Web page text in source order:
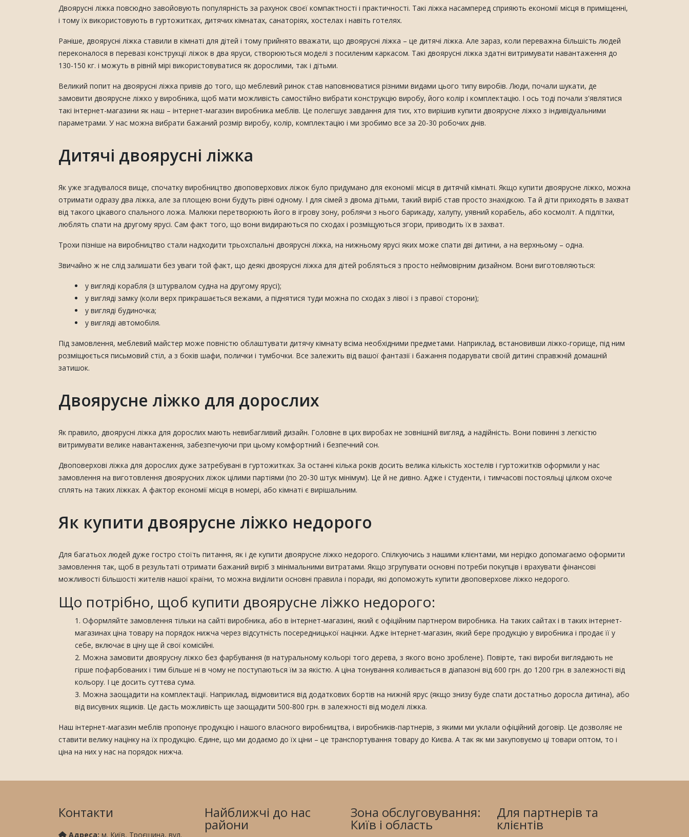
Двоярусні ліжка повсюдно завойовують популярність за рахунок своєї компактності і практичності. Такі ліжка насамперед сприяють економії місця в приміщенні,
і тому їх використовують в гуртожитках, дитячих кімнатах, санаторіях, хостелах і навіть готелях.
Раніше, двоярусні ліжка ставили в кімнаті для дітей і тому прийнято вважати, що двоярусні ліжка – це дитячі ліжка. Але зараз, коли переважна більшість людей
переконалося в перевазі конструкції ліжок в два яруси, створюються моделі з посиленим каркасом. Такі двоярусні ліжка здатні витримувати навантаження до
130-150 кг. і можуть в рівній мірі використовуватися як дорослими, так і дітьми.
Великий попит на двоярусні ліжка привів до того, що меблевий ринок став наповнюватися різними видами цього типу виробів. Люди, почали шукати, де
замовити двоярусне ліжко у виробника, щоб мати можливість самостійно вибрати конструкцію виробу, його колір і комплектацію. І ось тоді почали з'являтися
такі інтернет-магазини як наш – інтернет-магазин виробника меблів. Це полегшує завдання для тих, хто вирішив купити двоярусне ліжко з індивідуальними
параметрами. У нас можна вибрати бажаний розмір виробу, колір, комплектацію і ми зробимо все за 20-30 робочих днів.
Дитячі двоярусні ліжка
Як уже згадувалося вище, спочатку виробництво двоповерхових ліжок було придумано для економії місця в дитячій кімнаті. Якщо купити двоярусне ліжко, можна
отримати одразу два ліжка, але за площею вони будуть рівні одному. І для сімей з двома дітьми, такий виріб став просто знахідкою. Та й діти приходять в захват
від такого цікавого спального ложа. Малюки перетворюють його в ігрову зону, роблячи з нього барикаду, халупу, уявний корабель, або космоліт. А підлітки,
люблять спати на другому ярусі. Сам факт того, що вони видираються по сходах і розміщуються згори, приводить їх в захват.
Трохи пізніше на виробництво стали надходити трьохспальні двоярусні ліжка, на нижньому ярусі яких може спати дві дитини, а на верхньому – одна.
Звичайно ж не слід залишати без уваги той факт, що деякі двоярусні ліжка для дітей робляться з просто неймовірним дизайном. Вони виготовляються:
у вигляді корабля (з штурвалом судна на другому ярусі);
у вигляді замку (коли верх прикрашається вежами, а піднятися туди можна по сходах з лівої і з правої сторони);
у вигляді будиночка;
у вигляді автомобіля.
Під замовлення, меблевий майстер може повністю облаштувати дитячу кімнату всіма необхідними предметами. Наприклад, встановивши ліжко-горище, під ним
розміщюється письмовий стіл, а з боків шафи, полички і тумбочки. Все залежить від вашої фантазії і бажання подарувати своїй дитині справжній домашній
затишок.
Двоярусне ліжко для дорослих
Як правило, двоярусні ліжка для дорослих мають невибагливий дизайн. Головне в цих виробах не зовнішній вигляд, а надійність. Вони повинні з легкістю
витримувати велике навантаження, забезпечуючи при цьому комфортний і безпечний сон.
Двоповерхові ліжка для дорослих дуже затребувані в гуртожитках. За останні кілька років досить велика кількість хостелів і гуртожитків оформили у нас
замовлення на виготовлення двоярусних ліжок цілими партіями (по 20-30 штук мінімум). Це й не дивно. Адже і студенти, і тимчасові постояльці цілком охоче
сплять на таких ліжках. А фактор економії місця в номері, або кімнаті є вирішальним.
Як купити двоярусне ліжко недорого
Для багатьох людей дуже гостро стоїть питання, як і де купити двоярусне ліжко недорого. Спілкуючись з нашими клієнтами, ми нерідко допомагаємо оформити
замовлення так, щоб в результаті отримати бажаний виріб з мінімальними витратами. Якщо згрупувати основні потреби покупців і врахувати фінансові
можливості більшості жителів нашої країни, то можна виділити основні правила і поради, які допоможуть купити двоповерхове ліжко недорого.
Що потрібно, щоб купити двоярусне ліжко недорого:
Оформляйте замовлення тільки на сайті виробника, або в інтернет-магазині, який є офіційним партнером виробника. На таких сайтах і в таких інтернет-
магазинах ціна товару на порядок нижча через відсутність посередницької націнки. Адже інтернет-магазин, який бере продукцію у виробника і продає її у
себе, включає в ціну ще й свої комісійні.
Можна замовити двоярусну ліжко без фарбування (в натуральному кольорі того дерева, з якого воно зроблене). Повірте, такі вироби виглядають не
гірше пофарбованих і тим більше ні в чому не поступаються їм за якістю. А ціна тонування коливається в діапазоні від 600 грн. до 1200 грн. в залежності від
кольору. І це досить суттєва сума.
Можна заощадити на комплектації. Наприклад, відмовитися від додаткових бортів на нижній ярус (якщо знизу буде спати достатньо доросла дитина), або
від висувних ящиків. Це дасть можливість ще заощадити 500-800 грн. в залежності від моделі ліжка.
Наш інтернет-магазин меблів пропонує продукцію і нашого власного виробництва, і виробників-партнерів, з якими ми уклали офіційний договір. Це дозволяє не
ставити велику націнку на їх продукцію. Єдине, що ми додаємо до їх ціни – це транспортування товару до Києва. А так як ми закуповуємо ці товари оптом, то і
ціна на них у нас на порядок нижча.
Контакти
Адреса: м. Київ, Троєщина, вул.
Найближчі до нас
райони
Зона обслуговування:
Київ і область
Для партнерів та
клієнтів